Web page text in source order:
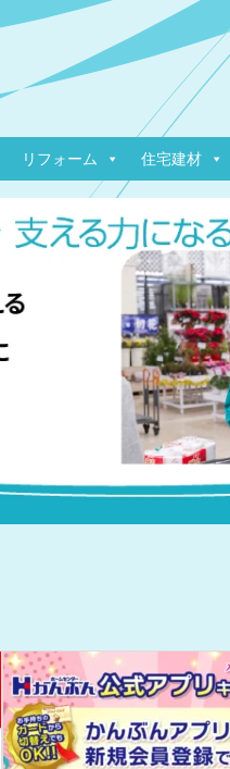
リフォーム 住宅建材